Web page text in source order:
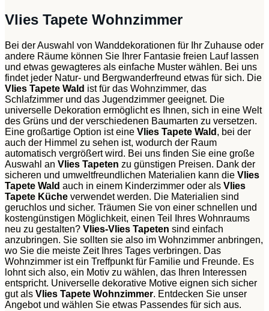
Vlies Tapete Wohnzimmer
Bei der Auswahl von Wanddekorationen für Ihr Zuhause oder
andere Räume können Sie Ihrer Fantasie freien Lauf lassen
und etwas gewagteres als einfache Muster wählen. Bei uns
findet jeder Natur- und Bergwanderfreund etwas für sich. Die
Vlies Tapete Wald ist für das Wohnzimmer, das
Schlafzimmer und das Jugendzimmer geeignet. Die
universelle Dekoration ermöglicht es Ihnen, sich in eine Welt
des Grüns und der verschiedenen Baumarten zu versetzen.
Eine großartige Option ist eine Vlies Tapete Wald , bei der
auch der Himmel zu sehen ist, wodurch der Raum
automatisch vergrößert wird. Bei uns finden Sie eine große
Auswahl an Vlies Tapeten zu günstigen Preisen. Dank der
sicheren und umweltfreundlichen Materialien kann die Vlies
Tapete Wald auch in einem Kinderzimmer oder als Vlies
Tapete Küche verwendet werden. Die Materialien sind
geruchlos und sicher. Träumen Sie von einer schnellen und
kostengünstigen Möglichkeit, einen Teil Ihres Wohnraums
neu zu gestalten? Vlies-Vlies Tapeten sind einfach
anzubringen. Sie sollten sie also im Wohnzimmer anbringen,
wo Sie die meiste Zeit Ihres Tages verbringen. Das
Wohnzimmer ist ein Treffpunkt für Familie und Freunde. Es
lohnt sich also, ein Motiv zu wählen, das Ihren Interessen
entspricht. Universelle dekorative Motive eignen sich sicher
gut als Vlies Tapete Wohnzimmer. Entdecken Sie unser
Angebot und wählen Sie etwas Passendes für sich aus.